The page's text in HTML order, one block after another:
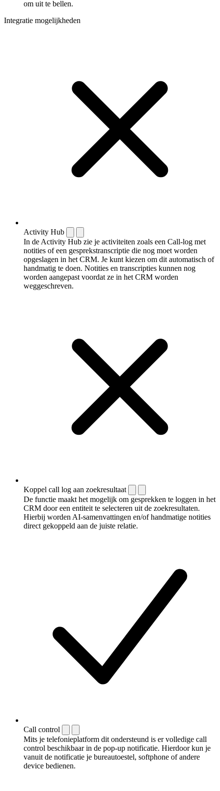
om uit te bellen.
Integratie mogelijkheden
Activity Hub
In de Activity Hub zie je activiteiten zoals een Call-log met
notities of een gespreks­transcriptie die nog moet worden
opgeslagen in het CRM. Je kunt kiezen om dit automatisch of
handmatig te doen. Notities en transcripties kunnen nog
worden aangepast voordat ze in het CRM worden
weggeschreven.
Koppel call log aan zoekresultaat
De functie maakt het mogelijk om gesprekken te loggen in het
CRM door een entiteit te selecteren uit de zoekresultaten.
Hierbij worden AI-samenvattingen en/of handmatige notities
direct gekoppeld aan de juiste relatie.
Call control
Mits je telefonieplatform dit ondersteund is er volledige call
control beschikbaar in de pop-up notificatie. Hierdoor kun je
vanuit de notificatie je bureautoestel, softphone of andere
device bedienen.